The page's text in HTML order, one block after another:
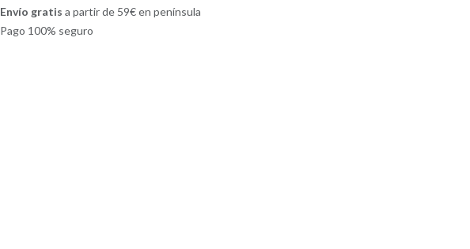
Envío gratis a partir de 59€ en península
Pago 100% seguro